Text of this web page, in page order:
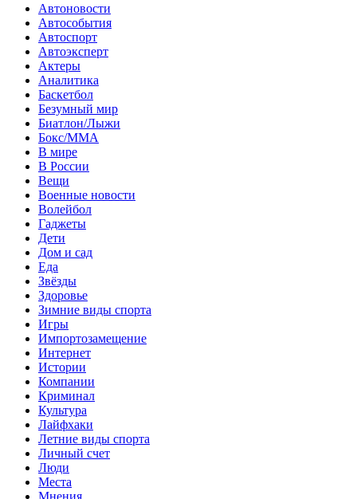
Автоновости
Автособытия
Автоспорт
Автоэксперт
Актеры
Аналитика
Баскетбол
Безумный мир
Биатлон/Лыжи
Бокс/MMA
В мире
В России
Вещи
Военные новости
Волейбол
Гаджеты
Дети
Дом и сад
Еда
Звёзды
Здоровье
Зимние виды спорта
Игры
Импортозамещение
Интернет
Истории
Компании
Криминал
Культура
Лайфхаки
Летние виды спорта
Личный счет
Люди
Места
Мнения